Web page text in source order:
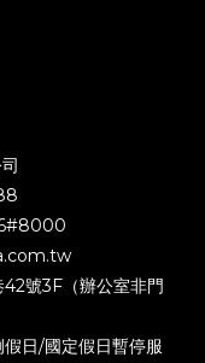
號3F（辦公室非門
日/國定假日暫停服